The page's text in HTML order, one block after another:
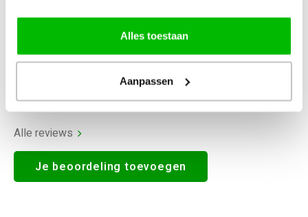
Alles toestaan
Aanpassen
0Reviews
Alle reviews
Je beoordeling toevoegen